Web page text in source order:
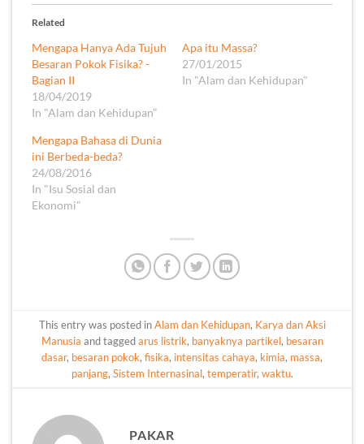
Related
Mengapa Hanya Ada Tujuh
Besaran Pokok Fisika? -
Bagian II
18/04/2019
In "Alam dan Kehidupan"
Apa itu Massa?
27/01/2015
In "Alam dan Kehidupan"
Mengapa Bahasa di Dunia
ini Berbeda-beda?
24/08/2016
In "Isu Sosial dan
Ekonomi"
This entry was posted inAlam dan Kehidupan, Karya dan Aksi
Manusia and taggedarus listrik, banyaknya partikel, besaran
dasar, besaran pokok, fisika, intensitas cahaya, kimia, massa,
panjang, Sistem Internasinal, temperatir, waktu.
PAKAR